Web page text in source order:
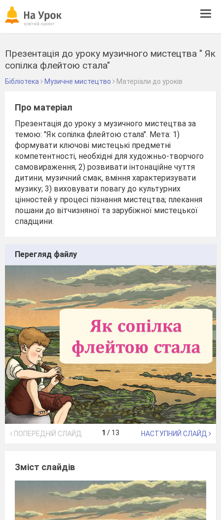
Презентація до уроку музичного мистецтва " Як
сопілка флейтою стала"
Бібліотека Музичне мистецтво Матеріали до уроків
Про матеріал
Презентація до уроку з музичного мистецтва за
темою: "Як сопілка флейтою стала". Мета: 1)
формувати ключові мистецькі предметні
компетентності, необхідні для художньо-творчого
самовираження; 2) розвивати інтонаційне чуття
дитини, музичний смак, вміння характеризувати
музику; 3) виховувати повагу до культурних
цінностей у процесі пізнання мистецтва; плекання
пошани до вітчизняної та зарубіжної мистецької
спадщини.
Перегляд файлу
ПОПЕРЕДНІЙ СЛАЙД 1 / 13 НАСТУПНИЙ СЛАЙД
Зміст слайдів